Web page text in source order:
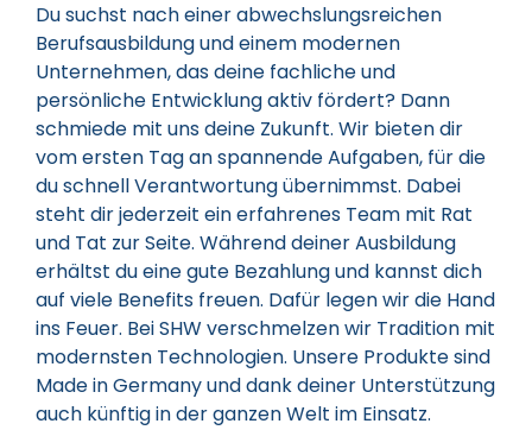
Du suchst nach einer abwechslungsreichen
Berufsausbildung und einem modernen
Unternehmen, das deine fachliche und
persönliche Entwicklung aktiv fördert? Dann
schmiede mit uns deine Zukunft. Wir bieten dir
vom ersten Tag an spannende Aufgaben, für die
du schnell Verantwortung übernimmst. Dabei
steht dir jederzeit ein erfahrenes Team mit Rat
und Tat zur Seite. Während deiner Ausbildung
erhältst du eine gute Bezahlung und kannst dich
auf viele Benefits freuen. Dafür legen wir die Hand
ins Feuer. Bei SHW verschmelzen wir Tradition mit
modernsten Technologien. Unsere Produkte sind
Made in Germany und dank deiner Unterstützung
auch künftig in der ganzen Welt im Einsatz.